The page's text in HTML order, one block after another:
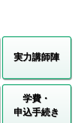
実力講師陣
学費・
申込手続き